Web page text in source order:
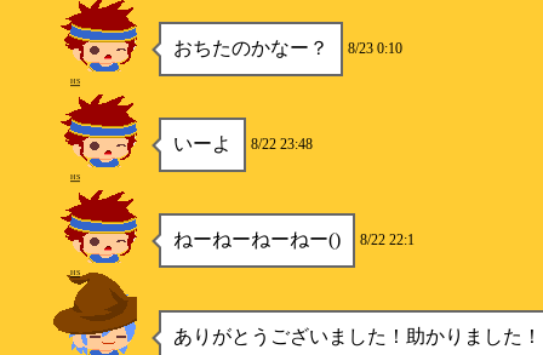
おちたのかなー？ 8/23 0:10
HS
いーよ 8/22 23:48
HS
ねーねーねーねー() 8/22 22:1
HS
ありがとうございました！助かりました！